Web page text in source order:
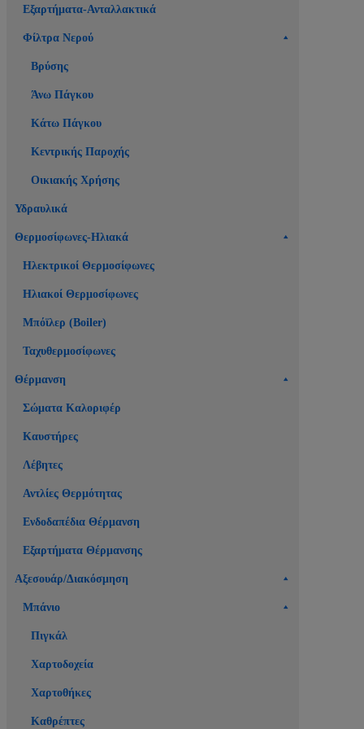
Εξαρτήματα-Ανταλλακτικά
Φίλτρα Νερού
Βρύσης
Άνω Πάγκου
Κάτω Πάγκου
Κεντρικής Παροχής
Οικιακής Χρήσης
Υδραυλικά
Θερμοσίφωνες-Ηλιακά
Ηλεκτρικοί Θερμοσίφωνες
Ηλιακοί Θερμοσίφωνες
Μπόϊλερ (Boiler)
Ταχυθερμοσίφωνες
Θέρμανση
Σώματα Καλοριφέρ
Καυστήρες
Λέβητες
Αντλίες Θερμότητας
Ενδοδαπέδια Θέρμανση
Εξαρτήματα Θέρμανσης
Αξεσουάρ/Διακόσμηση
Μπάνιο
Πιγκάλ
Χαρτοδοχεία
Χαρτοθήκες
Καθρέπτες